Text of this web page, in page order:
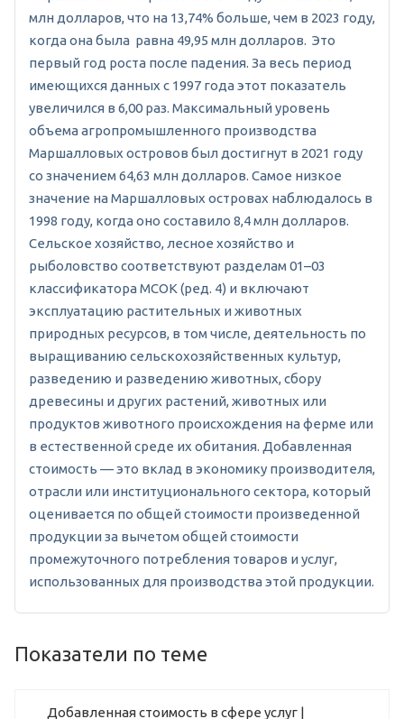
млн долларов, что на 13,74% больше, чем в 2023 году,
когда она была равна 49,95 млн долларов. Это
первый год роста после падения. За весь период
имеющихся данных с 1997 года этот показатель
увеличился в 6,00 раз. Максимальный уровень
объема агропромышленного производства
Маршалловых островов был достигнут в 2021 году
со значением 64,63 млн долларов. Самое низкое
значение на Маршалловых островах наблюдалось в
1998 году, когда оно составило 8,4 млн долларов.
Сельское хозяйство, лесное хозяйство и
рыболовство соответствуют разделам 01–03
классификатора МСОК (ред. 4) и включают
эксплуатацию растительных и животных
природных ресурсов, в том числе, деятельность по
выращиванию сельскохозяйственных культур,
разведению и разведению животных, сбору
древесины и других растений, животных или
продуктов животного происхождения на ферме или
в естественной среде их обитания. Добавленная
стоимость — это вклад в экономику производителя,
отрасли или институционального сектора, который
оценивается по общей стоимости произведенной
продукции за вычетом общей стоимости
промежуточного потребления товаров и услуг,
использованных для производства этой продукции.
Показатели по теме
Добавленная стоимость в сфере услуг |